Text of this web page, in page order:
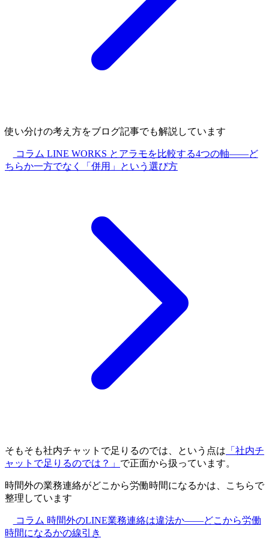
使い分けの考え方をブログ記事でも解説しています
コラム LINE WORKS とアラモを比較する4つの軸——ど
ちらか一方でなく「併用」という選び方
そもそも社内チャットで足りるのでは、という点は 「社内チ
ャットで足りるのでは？」 で正面から扱っています。
時間外の業務連絡がどこから労働時間になるかは、こちらで
整理しています
コラム 時間外のLINE業務連絡は違法か——どこから労働
時間になるかの線引き